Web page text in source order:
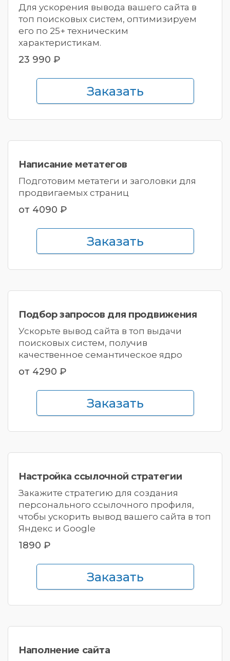
Для ускорения вывода вашего сайта в
топ поисковых систем, оптимизируем
его по 25+ техническим
характеристикам.
23 990 ₽
Заказать
Написание метатегов
Подготовим метатеги и заголовки для
продвигаемых страниц
от 4090 ₽
Заказать
Подбор запросов для продвижения
Ускорьте вывод сайта в топ выдачи
поисковых систем, получив
качественное семантическое ядро
от 4290 ₽
Заказать
Настройка ссылочной стратегии
Закажите стратегию для создания
персонального ссылочного профиля,
чтобы ускорить вывод вашего сайта в топ
Яндекс и Google
1890 ₽
Заказать
Наполнение сайта